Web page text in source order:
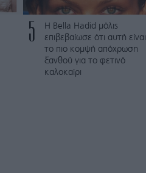
5
Η Bella Hadid μόλις
επιβεβαίωσε ότι αυτή είναι
το πιο κομψή απόχρωση
ξανθού για το φετινό
καλοκαίρι